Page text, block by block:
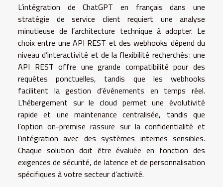
L’intégration de ChatGPT en français dans une
stratégie de service client requiert une analyse
minutieuse de l’architecture technique à adopter. Le
choix entre une API REST et des webhooks dépend du
niveau d’interactivité et de la flexibilité recherchés : une
API REST offre une grande compatibilité pour des
requêtes ponctuelles, tandis que les webhooks
facilitent la gestion d’événements en temps réel.
L’hébergement sur le cloud permet une évolutivité
rapide et une maintenance centralisée, tandis que
l’option on-premise rassure sur la confidentialité et
l’intégration avec des systèmes internes sensibles.
Chaque solution doit être évaluée en fonction des
exigences de sécurité, de latence et de personnalisation
spécifiques à votre secteur d’activité.